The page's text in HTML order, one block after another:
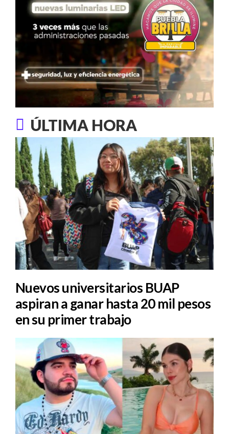
ÚLTIMA HORA
Nuevos universitarios BUAP
aspiran a ganar hasta 20 mil pesos
en su primer trabajo